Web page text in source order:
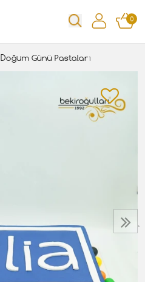
0
Doğum Günü Pastaları
›